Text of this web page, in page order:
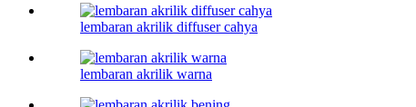
lembaran akrilik diffuser cahya
lembaran akrilik warna